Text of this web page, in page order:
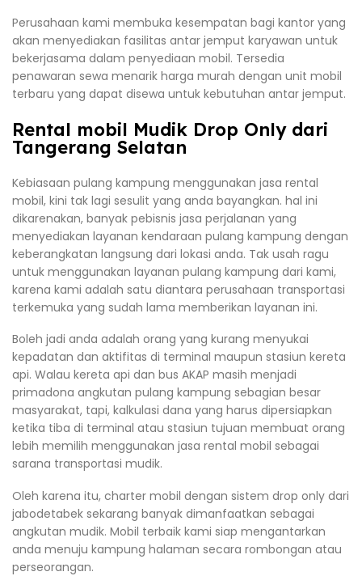
Perusahaan kami membuka kesempatan bagi kantor yang
akan menyediakan fasilitas antar jemput karyawan untuk
bekerjasama dalam penyediaan mobil. Tersedia
penawaran sewa menarik harga murah dengan unit mobil
terbaru yang dapat disewa untuk kebutuhan antar jemput.
Rental mobil Mudik Drop Only dari
Tangerang Selatan
Kebiasaan pulang kampung menggunakan jasa rental
mobil, kini tak lagi sesulit yang anda bayangkan. hal ini
dikarenakan, banyak pebisnis jasa perjalanan yang
menyediakan layanan kendaraan pulang kampung dengan
keberangkatan langsung dari lokasi anda. Tak usah ragu
untuk menggunakan layanan pulang kampung dari kami,
karena kami adalah satu diantara perusahaan transportasi
terkemuka yang sudah lama memberikan layanan ini.
Boleh jadi anda adalah orang yang kurang menyukai
kepadatan dan aktifitas di terminal maupun stasiun kereta
api. Walau kereta api dan bus AKAP masih menjadi
primadona angkutan pulang kampung sebagian besar
masyarakat, tapi, kalkulasi dana yang harus dipersiapkan
ketika tiba di terminal atau stasiun tujuan membuat orang
lebih memilih menggunakan jasa rental mobil sebagai
sarana transportasi mudik.
Oleh karena itu, charter mobil dengan sistem drop only dari
jabodetabek sekarang banyak dimanfaatkan sebagai
angkutan mudik. Mobil terbaik kami siap mengantarkan
anda menuju kampung halaman secara rombongan atau
perseorangan.